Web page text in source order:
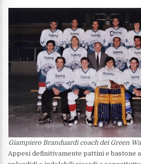
Giampiero Branduardi coach dei Green
Appesi definitivamente pattini e bastone